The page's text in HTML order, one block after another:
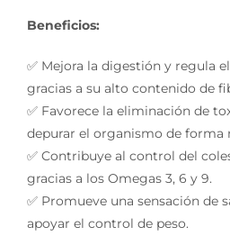
Beneficios:
✅ Mejora la digestión y regula
gracias a su alto contenido de
✅ Favorece la eliminación de
depurar el organismo de forma
✅ Contribuye al control del
gracias a los Omegas 3, 6 y 9.
✅ Promueve una sensación de
apoyar el control de peso.